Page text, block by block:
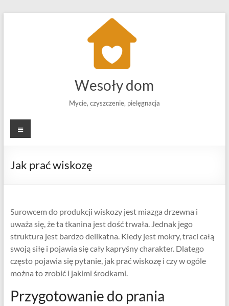
Wesoły dom
Mycie, czyszczenie, pielęgnacja
Menu
Jak prać wiskozę
Surowcem do produkcji wiskozy jest miazga drzewna i
uważa się, że ta tkanina jest dość trwała. Jednak jego
struktura jest bardzo delikatna. Kiedy jest mokry, traci całą
swoją siłę i pojawia się cały kapryśny charakter. Dlatego
często pojawia się pytanie, jak prać wiskozę i czy w ogóle
można to zrobić i jakimi środkami.
Przygotowanie do prania